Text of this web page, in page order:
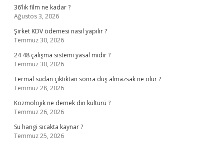
36’lık film ne kadar ?
Ağustos 3, 2026
Şirket KDV ödemesi nasıl yapılır ?
Temmuz 30, 2026
24 48 çalışma sistemi yasal mıdır ?
Temmuz 30, 2026
Termal sudan çıktıktan sonra duş almazsak ne olur ?
Temmuz 28, 2026
Kozmolojik ne demek din kültürü ?
Temmuz 26, 2026
Su hangi sıcakta kaynar ?
Temmuz 25, 2026